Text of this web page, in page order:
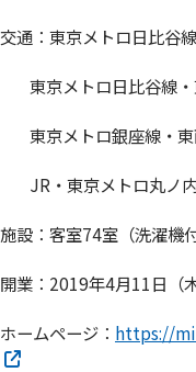
交通：東京メトロ日比谷
東京メトロ日比谷線・
東京メトロ銀座線・東
JR・東京メトロ丸ノ
施設：客室74室（洗濯機付
開業：2019年4月11日（木
ホームページ： https://